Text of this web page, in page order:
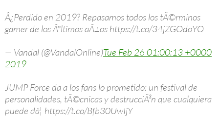
Â¿Perdido en 2019? Repasamos todos los tÃ©rminos
gamer de los Ãºltimos aÃ±os https://t.co/34jZGOdoYO
— Vandal (@VandalOnline)Tue Feb 26 01:00:13 +0000
2019
JUMP Force da a los fans lo prometido: un festival de
personalidades, tÃ©cnicas y destrucciÃ³n que cualquiera
puede dâ¦ https://t.co/Bfb30UwIjY